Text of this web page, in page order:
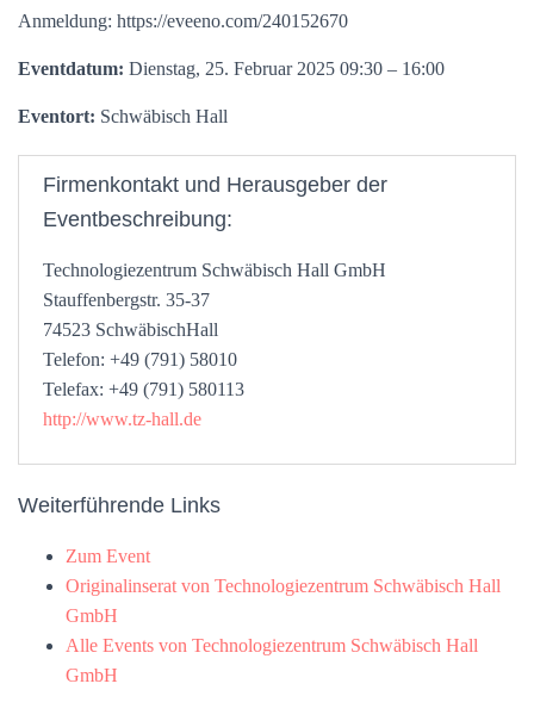
Anmeldung: https://eveeno.com/240152670
Eventdatum: Dienstag, 25. Februar 2025 09:30 – 16:00
Eventort: Schwäbisch Hall
Firmenkontakt und Herausgeber der
Eventbeschreibung:
Technologiezentrum Schwäbisch Hall GmbH
Stauffenbergstr. 35-37
74523 SchwäbischHall
Telefon: +49 (791) 58010
Telefax: +49 (791) 580113
http://www.tz-hall.de
Weiterführende Links
Zum Event
Originalinserat von Technologiezentrum Schwäbisch Hall
GmbH
Alle Events von Technologiezentrum Schwäbisch Hall
GmbH